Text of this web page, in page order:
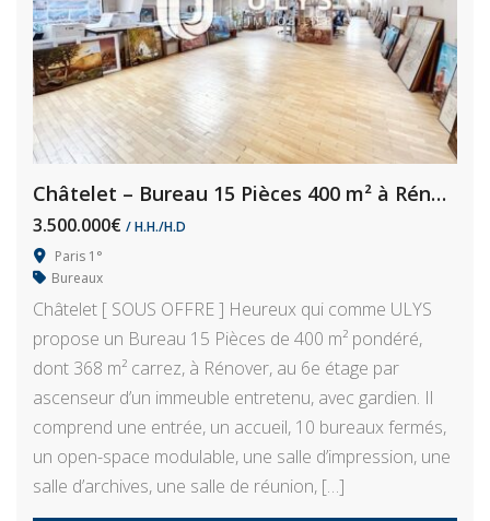
Châtelet – Bureau 15 Pièces 400 m² à Rénover
3.500.000€ / H.H./H.D
Paris 1°
Bureaux
Châtelet [ SOUS OFFRE ] Heureux qui comme ULYS
propose un Bureau 15 Pièces de 400 m² pondéré,
dont 368 m² carrez, à Rénover, au 6e étage par
ascenseur d’un immeuble entretenu, avec gardien. Il
comprend une entrée, un accueil, 10 bureaux fermés,
un open-space modulable, une salle d’impression, une
salle d’archives, une salle de réunion, […]